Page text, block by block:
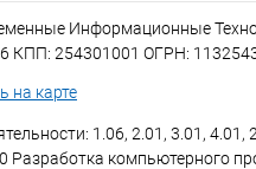
Информационные
КПП: 254301001 ОГРН:
на карте
1.06, 2.01, 3.01, 4.01,
Разработка компьютерного